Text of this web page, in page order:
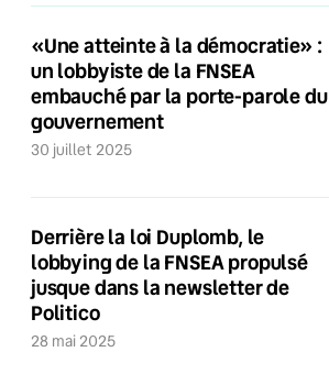
«Une atteinte à la démocratie» :
un lobbyiste de la FNSEA
embauché par la porte-parole du
gouvernement
30 juillet 2025
Derrière la loi Duplomb, le
lobbying de la FNSEA propulsé
jusque dans la newsletter de
Politico
28 mai 2025